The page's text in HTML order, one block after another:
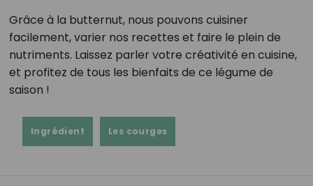
Grâce à la butternut, nous pouvons cuisiner
facilement, varier nos recettes et faire le plein de
nutriments. Laissez parler votre créativité en cuisine,
et profitez de tous les bienfaits de ce légume de
saison !
Ingrédient Les courges